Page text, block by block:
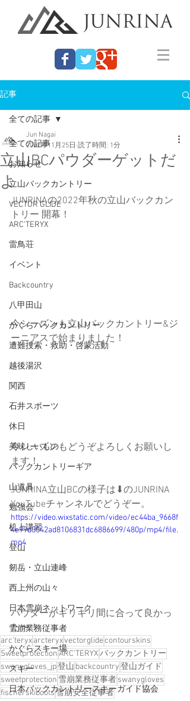
記事
全ての記事
お知らせ
立山バックカントリー
VECTOR GLIDE
ARC'TERYX
雷鳥荘
イベント
Backcountry
八甲田山
かぐらバックカントリー
遭難捜索・救助・啓蒙活動
越後湯沢
関西
石井スポーツ
休日
美味しいもの
バックカントリーギア
山道具
勉強会
机上講習
登山
剱岳・立山連峰
西上州の山々
日本雪崩ネットワーク
雪崩業務従事者
かぐらスキー場
スキー
日本バックカントリースキーガイド協会
全ての記事
立山BCパウダーゲットだ
よ
Jun Nagai
2022年11月25日 読了時間: 1分
JUNRINAの2022年秋の立山バックカン
トリー 開幕！
今シーズンも立山バックカントリー&ジ
ーニアスで始まりました！
今シーズンもどうぞよろしくお願いし
ます！
JUNRINA立山BCの様子は⬇︎のJUNRINA
YouTubeチャンネルでどうぞー。
https://video.wixstatic.com/video/ec44ba_9668f
4e99d3542ad8106831dc6886699/480p/mp4/file.
mp4
パウダーがギリギリ間に合って良かっ
た〜！
arc'teryxarcteryxvectorglidecontourskins
SweetprotectionARC’TERYXバックカントリー
swanygloves_jp登山 backcountry登山ガイド
sweetprotection 雪崩業務従事者swanygloves
fischerskiboots雪崩安全従事者